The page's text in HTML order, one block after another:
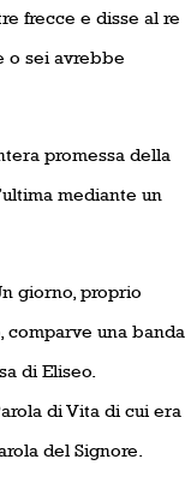
frecce e disse al re
o sei avrebbe
promessa della
mediante un
giorno, proprio
comparve una banda
di Eliseo.
di Vita di cui era
del Signore.